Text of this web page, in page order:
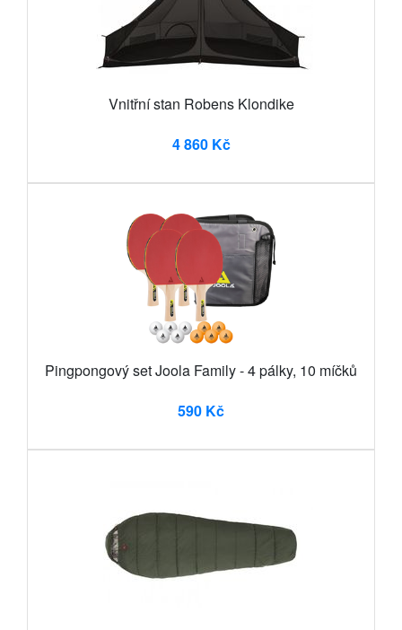
Vnitřní stan Robens Klondike
4 860 Kč
Pingpongový set Joola Family - 4 pálky, 10 míčků
590 Kč